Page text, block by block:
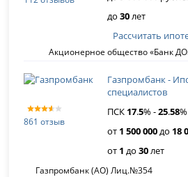
до30лет
Акционерное общество «Банк
Рассчитать
861 отзыв
Газпромбанк -
специалистов
ПСК 17.5% -25.58%
от 1 500 000до 18
от 1 до30лет
Газпромбанк (АО) Лиц.№354